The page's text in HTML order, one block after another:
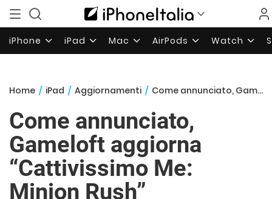
iPhone iPad Mac AirPods Watch
Home / iPad / Aggiornamenti / Come annunciato, Gameloft aggiorna “Cattivissimo Me: Minion Rush”
Come annunciato,
Gameloft aggiorna
“Cattivissimo Me:
Minion Rush”